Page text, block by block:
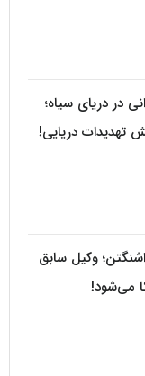
سیاه؛
دریایی!
سابق